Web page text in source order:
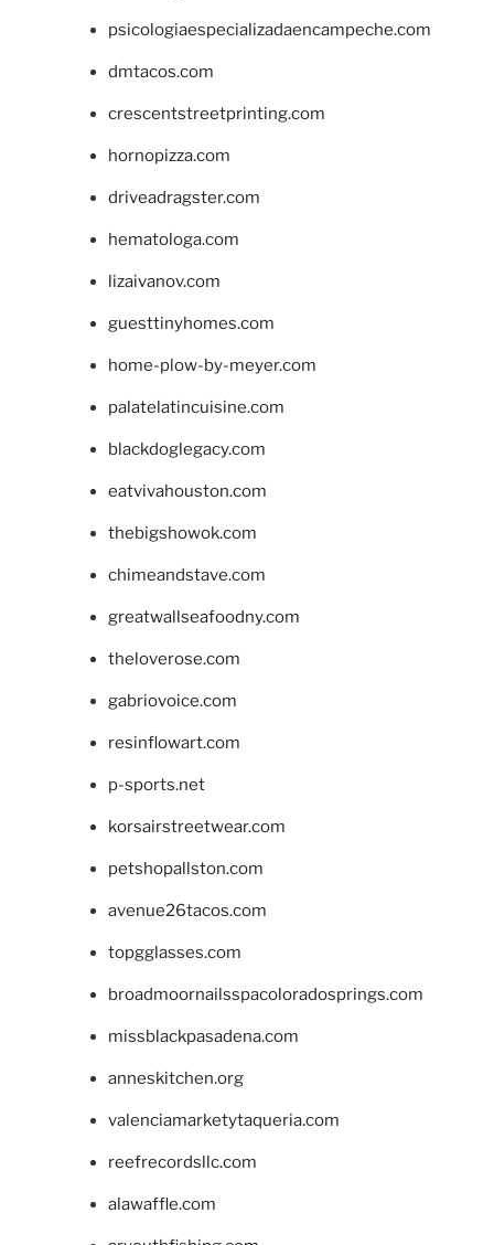
psicologiaespecializadaencampeche.com
dmtacos.com
crescentstreetprinting.com
hornopizza.com
driveadragster.com
hematologa.com
lizaivanov.com
guesttinyhomes.com
home-plow-by-meyer.com
palatelatincuisine.com
blackdoglegacy.com
eatvivahouston.com
thebigshowok.com
chimeandstave.com
greatwallseafoodny.com
theloverose.com
gabriovoice.com
resinflowart.com
p-sports.net
korsairstreetwear.com
petshopallston.com
avenue26tacos.com
topgglasses.com
broadmoornailsspacoloradosprings.com
missblackpasadena.com
anneskitchen.org
valenciamarketytaqueria.com
reefrecordsllc.com
alawaffle.com